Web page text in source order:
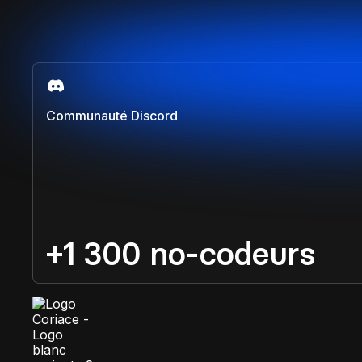
Communauté Discord
+1 300 no-codeurs